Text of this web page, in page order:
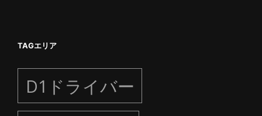
TAGエリア
D1ドライバー